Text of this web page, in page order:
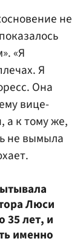
не
«Я
Я
Она
вице-
а к тому же,
не вымыла
Люси
35 лет, и
именно